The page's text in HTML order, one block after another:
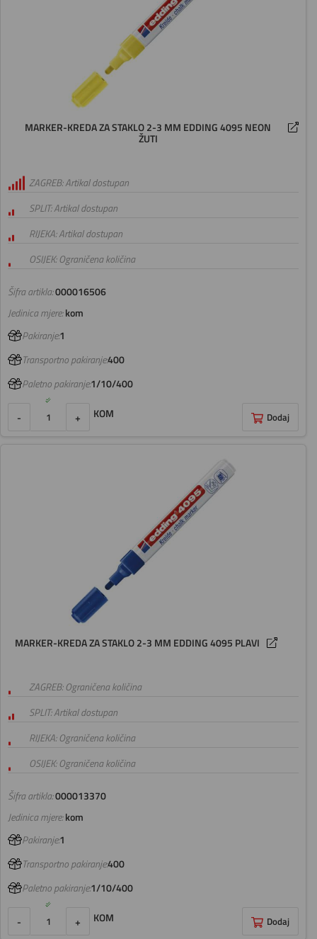
MARKER-KREDA ZA STAKLO 2-3 MM EDDING 4095 NEON
ŽUTI
Šifra artikla:000016506
ZAGREB: Artikal dostupan
SPLIT: Artikal dostupan
RIJEKA: Artikal dostupan
OSIJEK: Ograničena količina
Jedinica mjere:kom
Pakiranje:1
Transportno pakiranje:400
Paletno pakiranje:1/10/400
- + KOM Dodaj
MARKER-KREDA ZA STAKLO 2-3 MM EDDING 4095 PLAVI
Šifra artikla:000013370
ZAGREB: Ograničena količina
SPLIT: Artikal dostupan
RIJEKA: Ograničena količina
OSIJEK: Ograničena količina
Jedinica mjere:kom
Pakiranje:1
Transportno pakiranje:400
Paletno pakiranje:1/10/400
- + KOM Dodaj